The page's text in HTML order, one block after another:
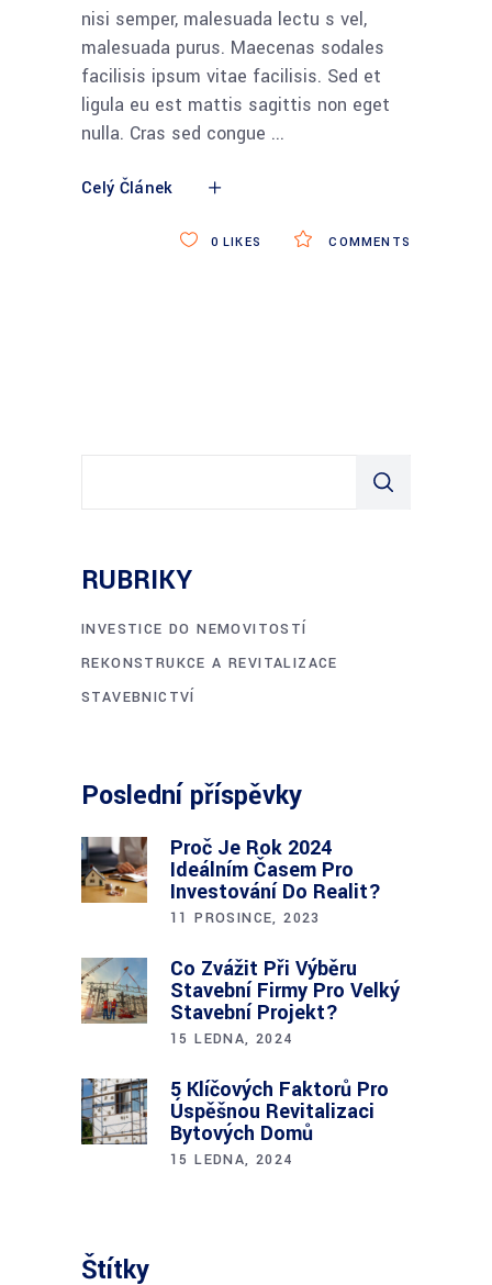
nisi semper, malesuada lectu s vel,
malesuada purus. Maecenas sodales
facilisis ipsum vitae facilisis. Sed et
ligula eu est mattis sagittis non eget
nulla. Cras sed congue
Celý Článek
COMMENTS
0 LIKES
RUBRIKY
INVESTICE DO NEMOVITOSTÍ
REKONSTRUKCE A REVITALIZACE
STAVEBNICTVÍ
Poslední příspěvky
Proč Je Rok 2024
Ideálním Časem Pro
Investování Do Realit?
11 PROSINCE, 2023
Co Zvážit Při Výběru
Stavební Firmy Pro Velký
Stavební Projekt?
15 LEDNA, 2024
5 Klíčových Faktorů Pro
Úspěšnou Revitalizaci
Bytových Domů
15 LEDNA, 2024
Štítky